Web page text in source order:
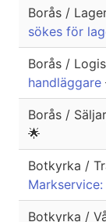
Borås /
sökes för
Borås /
handläggare
Borås /
🌟
Botkyrka /
Botkyrka /